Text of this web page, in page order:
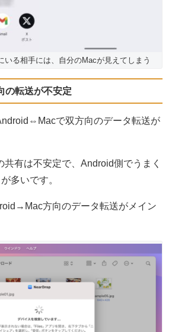
いる相手には、自分のMacが見えてしまう
転送が不安定
で双方向のデータ転送が
有は不安定で、Android側でうまく
多いです。
方向のデータ転送がメイン